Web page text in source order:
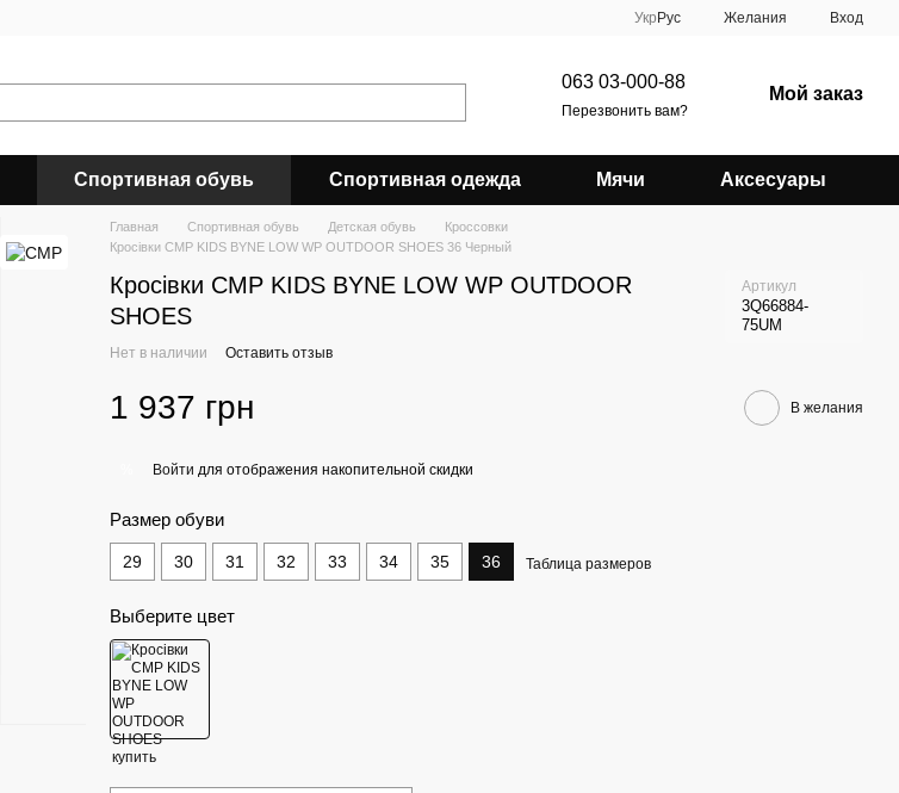
Укр Рус Желания Вход
063 03-000-88
Перезвонить вам?
Мой заказ
Спортивная обувь Спортивная одежда Мячи Аксесуары
Главная Спортивная обувь Детская обувь
Кроссовки
Кросівки CMP KIDS BYNE LOW WP OUTDOOR SHOES 36 Черный
Кросівки CMP KIDS BYNE LOW WP OUTDOOR
SHOES
Артикул
3Q66884-
75UM
Нет в наличии Оставить отзыв
1 937 грн В желания
Войти для отображения накопительной скидки
Размер обуви
29 30 31 32 33 34 35 36 Таблица размеров
Выберите цвет